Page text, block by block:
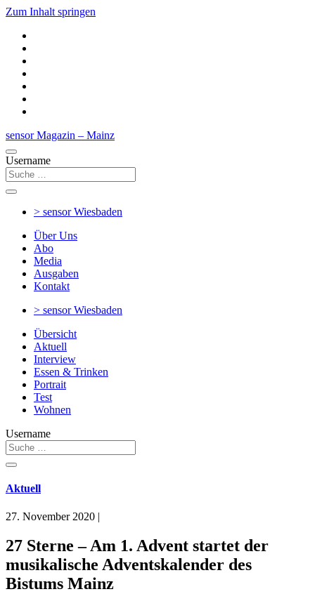
Zum Inhalt springen
sensor Magazin – Mainz
Username
> sensorWiesbaden
Über Uns
Abo
Media
Ausgaben
Kontakt
> sensorWiesbaden
Übersicht
Aktuell
Interview
Essen & Trinken
Portrait
Test
Wohnen
Username
Aktuell
27. November 2020 |
27 Sterne – Am 1. Advent startet der
musikalische Adventskalender des
Bistums Mainz